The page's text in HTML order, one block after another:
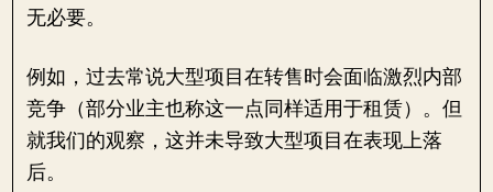
无必要。
例如，过去常说大型项目在转售时会面临激烈内部
竞争（部分业主也称这一点同样适用于租赁）。但
就我们的观察，这并未导致大型项目在表现上落
后。